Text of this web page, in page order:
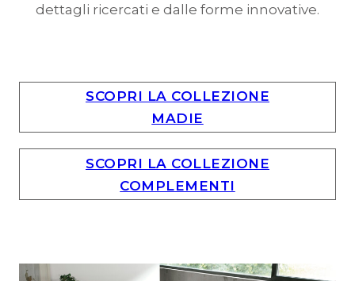
dettagli ricercati e dalle forme innovative.
SCOPRI LA COLLEZIONE
MADIE
SCOPRI LA COLLEZIONE
COMPLEMENTI